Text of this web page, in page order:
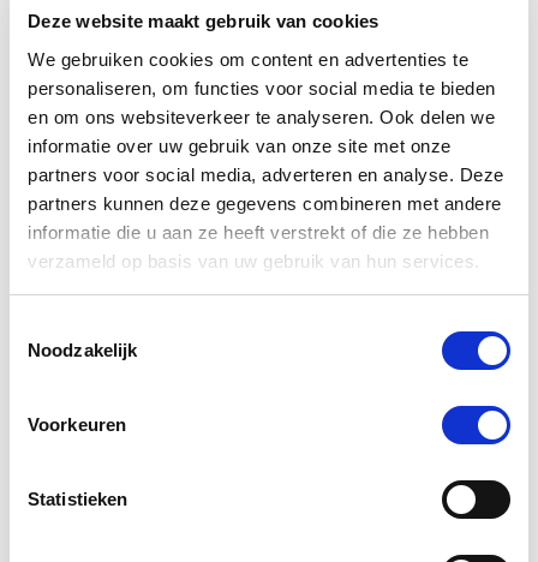
Deze website maakt gebruik van cookies
We gebruiken cookies om content en advertenties te
personaliseren, om functies voor social media te bieden
en om ons websiteverkeer te analyseren. Ook delen we
informatie over uw gebruik van onze site met onze
partners voor social media, adverteren en analyse. Deze
partners kunnen deze gegevens combineren met andere
informatie die u aan ze heeft verstrekt of die ze hebben
verzameld op basis van uw gebruik van hun services.
Noodzakelijk
Voorkeuren
Statistieken
Phytonics Gastri Comp 100 g Hond/Kat